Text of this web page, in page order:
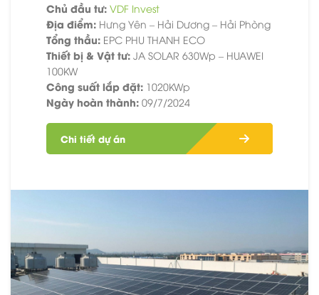
Chủ đầu tư: VDF Invest
Địa điểm: Hưng Yên – Hải Dương – Hải Phòng
Tổng thầu: EPC PHU THANH ECO
Thiết bị & Vật tư: JA SOLAR 630Wp – HUAWEI
100KW
Công suất lắp đặt: 1020KWp
Ngày hoàn thành: 09/7/2024
Chi tiết dự án